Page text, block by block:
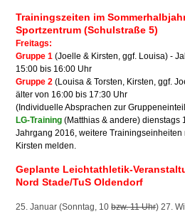
Trainingszeiten im
Sportzentrum (Schulstraße 5)
Freitags:
Gruppe 1 (Joelle & Kirsten, ggf. Louisa) -
15:00 bis 16:00 Uhr
Gruppe 2(Louisa & Torsten, Kirsten, ggf.
älter von 16:00 bis 17:30 Uhr
(Individuelle Absprachen zur
LG-Training (Matthias & andere) dienstags
Jahrgang 2016, weitere Trainingseinheiten
Kirsten melden.
Geplante Leichtathletik-
Nord Stade/TuS Oldendorf
25. Januar (Sonntag, 10bzw. 11 Uhr) 27.